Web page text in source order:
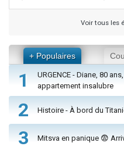
Voir tous les
+ Populaires
1
URGENCE - Diane, 80
appartement insalubre
2 Histoire - À bord du
3 Mitsva en panique 😨